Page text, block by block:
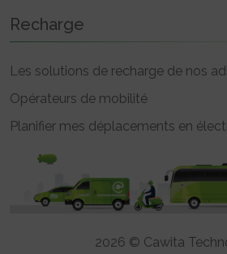
Recharge
Les solutions de recharge de nos
Opérateurs de mobilité
Planifier mes déplacements en
2026 © Cawita